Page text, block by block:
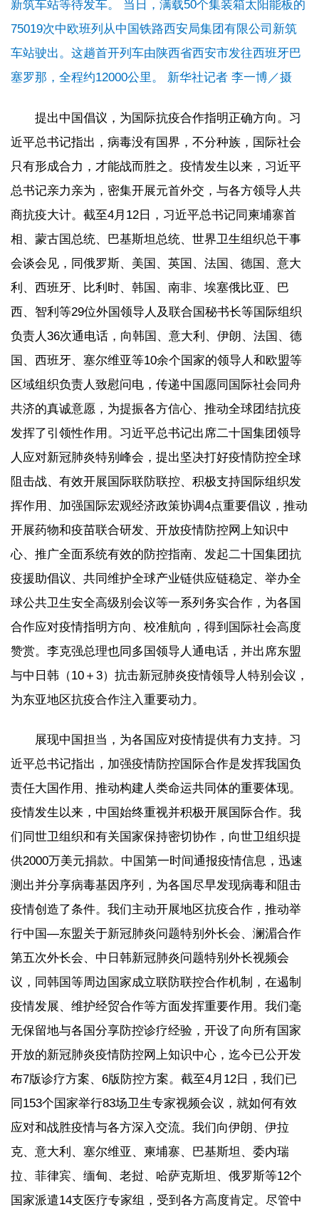
新筑车站等待发车。 当日，满载50个集装箱太阳能板的
75019次中欧班列从中国铁路西安局集团有限公司新筑
车站驶出。这趟首开列车由陕西省西安市发往西班牙巴
塞罗那，全程约12000公里。 新华社记者 李一博／摄
提出中国倡议，为国际抗疫合作指明正确方向。习
近平总书记指出，病毒没有国界，不分种族，国际社会
只有形成合力，才能战而胜之。疫情发生以来，习近平
总书记亲力亲为，密集开展元首外交，与各方领导人共
商抗疫大计。截至4月12日，习近平总书记同柬埔寨首
相、蒙古国总统、巴基斯坦总统、世界卫生组织总干事
会谈会见，同俄罗斯、美国、英国、法国、德国、意大
利、西班牙、比利时、韩国、南非、埃塞俄比亚、巴
西、智利等29位外国领导人及联合国秘书长等国际组织
负责人36次通电话，向韩国、意大利、伊朗、法国、德
国、西班牙、塞尔维亚等10余个国家的领导人和欧盟等
区域组织负责人致慰问电，传递中国愿同国际社会同舟
共济的真诚意愿，为提振各方信心、推动全球团结抗疫
发挥了引领性作用。习近平总书记出席二十国集团领导
人应对新冠肺炎特别峰会，提出坚决打好疫情防控全球
阻击战、有效开展国际联防联控、积极支持国际组织发
挥作用、加强国际宏观经济政策协调4点重要倡议，推动
开展药物和疫苗联合研发、开放疫情防控网上知识中
心、推广全面系统有效的防控指南、发起二十国集团抗
疫援助倡议、共同维护全球产业链供应链稳定、举办全
球公共卫生安全高级别会议等一系列务实合作，为各国
合作应对疫情指明方向、校准航向，得到国际社会高度
赞赏。李克强总理也同多国领导人通电话，并出席东盟
与中日韩（10＋3）抗击新冠肺炎疫情领导人特别会议，
为东亚地区抗疫合作注入重要动力。
展现中国担当，为各国应对疫情提供有力支持。习
近平总书记指出，加强疫情防控国际合作是发挥我国负
责任大国作用、推动构建人类命运共同体的重要体现。
疫情发生以来，中国始终重视并积极开展国际合作。我
们同世卫组织和有关国家保持密切协作，向世卫组织提
供2000万美元捐款。中国第一时间通报疫情信息，迅速
测出并分享病毒基因序列，为各国尽早发现病毒和阻击
疫情创造了条件。我们主动开展地区抗疫合作，推动举
行中国—东盟关于新冠肺炎问题特别外长会、澜湄合作
第五次外长会、中日韩新冠肺炎问题特别外长视频会
议，同韩国等周边国家成立联防联控合作机制，在遏制
疫情发展、维护经贸合作等方面发挥重要作用。我们毫
无保留地与各国分享防控诊疗经验，开设了向所有国家
开放的新冠肺炎疫情防控网上知识中心，迄今已公开发
布7版诊疗方案、6版防控方案。截至4月12日，我们已
同153个国家举行83场卫生专家视频会议，就如何有效
应对和战胜疫情与各方深入交流。我们向伊朗、伊拉
克、意大利、塞尔维亚、柬埔寨、巴基斯坦、委内瑞
拉、菲律宾、缅甸、老挝、哈萨克斯坦、俄罗斯等12个
国家派遣14支医疗专家组，受到各方高度肯定。尽管中